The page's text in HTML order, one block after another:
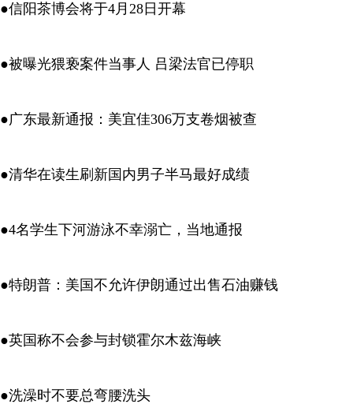
●信阳茶博会将于4月28日开幕
●被曝光猥亵案件当事人 吕梁法官已停职
●广东最新通报：美宜佳306万支卷烟被查
●清华在读生刷新国内男子半马最好成绩
●4名学生下河游泳不幸溺亡，当地通报
●特朗普：美国不允许伊朗通过出售石油赚钱
●英国称不会参与封锁霍尔木兹海峡
●洗澡时不要总弯腰洗头